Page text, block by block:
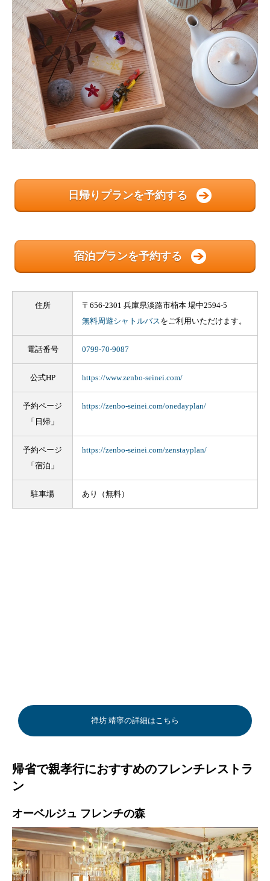
日帰りプランを予約する
宿泊プランを予約する
住所
〒656-2301 兵庫県淡路市楠本 場中2594-5
無料周遊シャトルバス をご利用いただけます。
電話番号 0799-70-9087
公式HP https://www.zenbo-seinei.com/
予約ページ
「日帰」
https://zenbo-seinei.com/onedayplan/
予約ページ
「宿泊」
https://zenbo-seinei.com/zenstayplan/
駐車場 あり（無料）
禅坊 靖寧の詳細はこちら
帰省で親孝行におすすめのフレンチレストラ
ン
オーベルジュ フレンチの森